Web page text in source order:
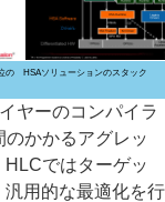
の
HSAソリューションのスタック
ヤーのコンパイラ
かかるアグレッ
ではターゲッ
汎用的な最適化を行